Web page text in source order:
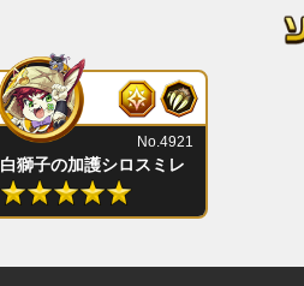
白獅子の加護シロスミレ
No.4921